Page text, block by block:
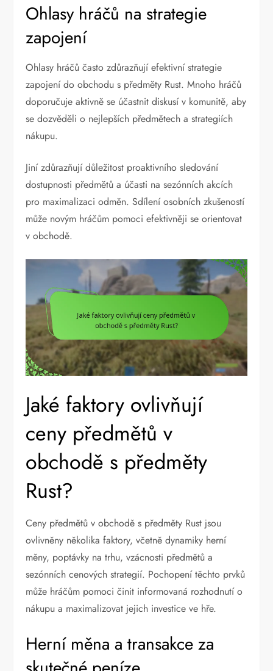
Ohlasy hráčů na strategie
zapojení
Ohlasy hráčů často zdůrazňují efektivní strategie
zapojení do obchodu s předměty Rust. Mnoho hráčů
doporučuje aktivně se účastnit diskusí v komunitě, aby
se dozvěděli o nejlepších předmětech a strategiích
nákupu.
Jiní zdůrazňují důležitost proaktivního sledování
dostupnosti předmětů a účasti na sezónních akcích
pro maximalizaci odměn. Sdílení osobních zkušeností
může novým hráčům pomoci efektivněji se orientovat
v obchodě.
Jaké faktory ovlivňují
ceny předmětů v
obchodě s předměty
Rust?
Ceny předmětů v obchodě s předměty Rust jsou
ovlivněny několika faktory, včetně dynamiky herní
měny, poptávky na trhu, vzácnosti předmětů a
sezónních cenových strategií. Pochopení těchto prvků
může hráčům pomoci činit informovaná rozhodnutí o
nákupu a maximalizovat jejich investice ve hře.
Herní měna a transakce za